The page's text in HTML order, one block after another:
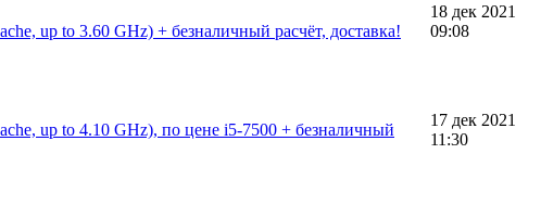
up to 3.60 GHz) + безналичный расчёт, доставка!
18 дек 2021
09:08
up to 4.10 GHz), по цене i5-7500 + безналичный
17 дек 2021
11:30